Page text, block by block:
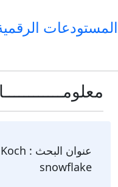
المستودعات
عنوان البحث :
snowflake